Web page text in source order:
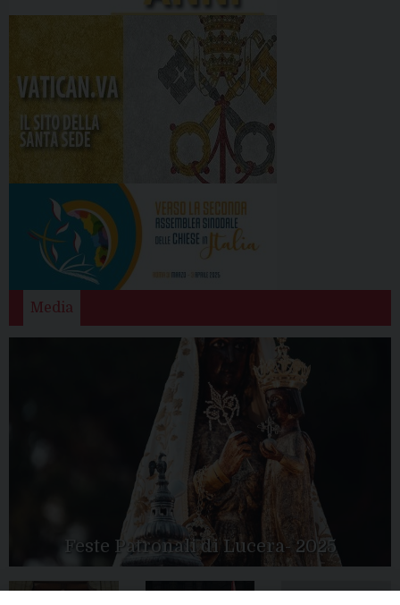
Media
Feste Patronali di Lucera- 2025